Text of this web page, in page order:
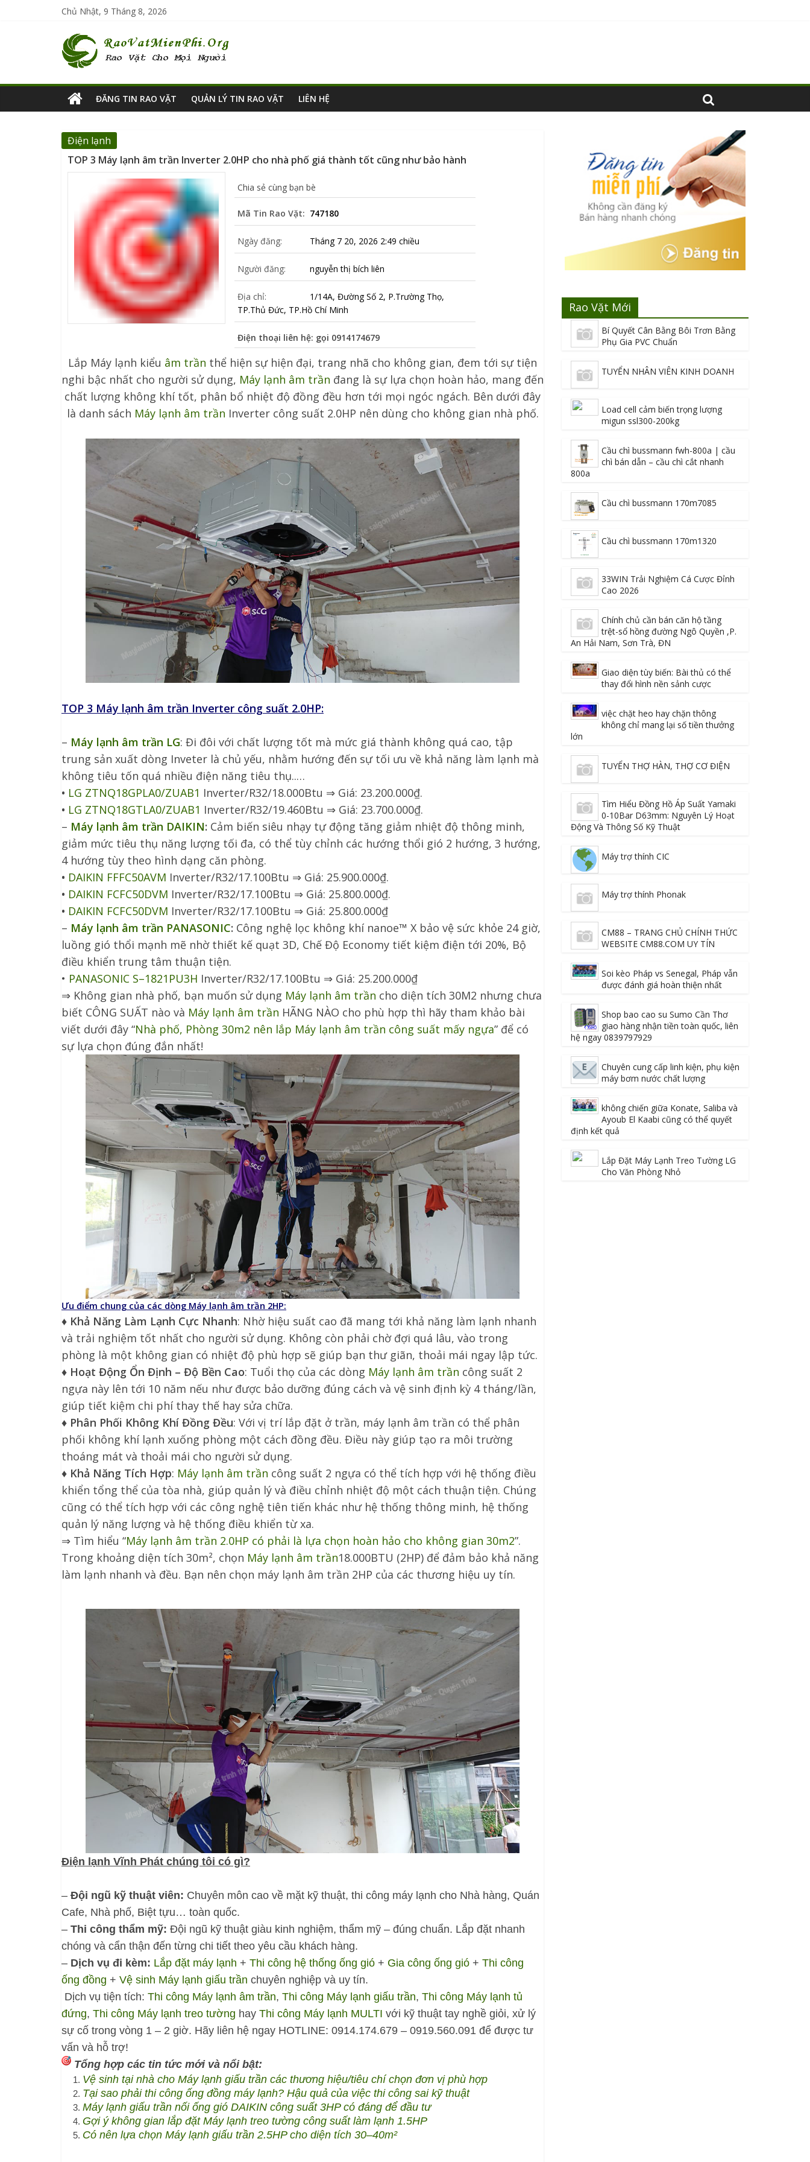
Chủ Nhật, 9 Tháng 8, 2026
ĐĂNG TIN RAO VẶT QUẢN LÝ TIN RAO VẶT LIÊN HỆ
Điện lạnh
TOP 3 Máy lạnh âm trần Inverter 2.0HP cho nhà phố giá thành tốt cũng như bảo hành
Chia sẻ cùng bạn bè
Mã Tin Rao Vặt: 747180
Ngày đăng: Tháng 7 20, 2026 2:49 chiều
Người đăng: nguyễn thị bích liên
Địa chỉ:
1/14A, Đường Số 2, P.Trường Thọ,
TP.Thủ Đức, TP.Hồ Chí Minh
Điện thoại liên hệ: gọi 0914174679
Lắp Máy lạnh kiểu âm trần thể hiện sự hiện đại, trang nhã cho không gian, đem tới sự tiện
nghi bậc nhất cho người sử dụng, Máy lạnh âm trần đang là sự lựa chọn hoàn hảo, mang đến
chất lượng không khí tốt, phân bổ nhiệt độ đồng đều hơn tới mọi ngóc ngách. Bên dưới đây
là danh sách Máy lạnh âm trần Inverter công suất 2.0HP nên dùng cho không gian nhà phố.
TOP 3 Máy lạnh âm trần Inverter công suất 2.0HP:
– Máy lạnh âm trần LG: Đi đôi với chất lượng tốt mà mức giá thành không quá cao, tập
trung sản xuất dòng Inveter là chủ yếu, nhằm hướng đến sự tối ưu về khả năng làm lạnh mà
không tiêu tốn quá nhiều điện năng tiêu thụ..…
• LG ZTNQ18GPLA0/ZUAB1 Inverter/R32/18.000Btu ⇒ Giá: 23.200.000₫.
• LG ZTNQ18GTLA0/ZUAB1 Inverter/R32/19.460Btu ⇒ Giá: 23.700.000₫.
– Máy lạnh âm trần DAIKIN: Cảm biến siêu nhạy tự động tăng giảm nhiệt độ thông minh,
giảm mức tiêu thụ năng lượng tối đa, có thể tùy chỉnh các hướng thổi gió 2 hướng, 3 hướng,
4 hướng tùy theo hình dạng căn phòng.
• DAIKIN FFFC50AVM Inverter/R32/17.100Btu ⇒ Giá: 25.900.000₫.
• DAIKIN FCFC50DVM Inverter/R32/17.100Btu ⇒ Giá: 25.800.000₫.
• DAIKIN FCFC50DVM Inverter/R32/17.100Btu ⇒ Giá: 25.800.000₫
– Máy lạnh âm trần PANASONIC: Công nghệ lọc không khí nanoe™ X bảo vệ sức khỏe 24 giờ,
luồng gió thổi mạnh mẽ nhờ thiết kế quạt 3D, Chế Độ Economy tiết kiệm điện tới 20%, Bộ
điều khiển trung tâm thuận tiện.
• PANASONIC S–1821PU3H Inverter/R32/17.100Btu ⇒ Giá: 25.200.000₫
⇒ Không gian nhà phố, bạn muốn sử dụng Máy lạnh âm trần cho diện tích 30M2 nhưng chưa
biết CÔNG SUẤT nào và Máy lạnh âm trần HÃNG NÀO cho phù hợp thì hãy tham khảo bài
viết dưới đây “Nhà phố, Phòng 30m2 nên lắp Máy lạnh âm trần công suất mấy ngựa” để có
sự lựa chọn đúng đắn nhất!
Ưu điểm chung của các dòng Máy lạnh âm trần 2HP:
♦ Khả Năng Làm Lạnh Cực Nhanh: Nhờ hiệu suất cao đã mang tới khả năng làm lạnh nhanh
và trải nghiệm tốt nhất cho người sử dụng. Không còn phải chờ đợi quá lâu, vào trong
phòng là một không gian có nhiệt độ phù hợp sẽ giúp bạn thư giãn, thoải mái ngay lập tức.
♦ Hoạt Động Ổn Định – Độ Bền Cao: Tuổi thọ của các dòng Máy lạnh âm trần công suất 2
ngựa này lên tới 10 năm nếu như được bảo dưỡng đúng cách và vệ sinh định kỳ 4 tháng/lần,
giúp tiết kiệm chi phí thay thế hay sửa chữa.
♦ Phân Phối Không Khí Đồng Đều: Với vị trí lắp đặt ở trần, máy lạnh âm trần có thể phân
phối không khí lạnh xuống phòng một cách đồng đều. Điều này giúp tạo ra môi trường
thoáng mát và thoải mái cho người sử dụng.
♦ Khả Năng Tích Hợp: Máy lạnh âm trần công suất 2 ngựa có thể tích hợp với hệ thống điều
khiển tổng thể của tòa nhà, giúp quản lý và điều chỉnh nhiệt độ một cách thuận tiện. Chúng
cũng có thể tích hợp với các công nghệ tiên tiến khác như hệ thống thông minh, hệ thống
quản lý năng lượng và hệ thống điều khiển từ xa.
⇒ Tìm hiểu “Máy lạnh âm trần 2.0HP có phải là lựa chọn hoàn hảo cho không gian 30m2”.
Trong khoảng diện tích 30m², chọn Máy lạnh âm trần18.000BTU (2HP) để đảm bảo khả năng
làm lạnh nhanh và đều. Bạn nên chọn máy lạnh âm trần 2HP của các thương hiệu uy tín.
Điện lạnh Vĩnh Phát chúng tôi có gì?
– Đội ngũ kỹ thuật viên: Chuyên môn cao về mặt kỹ thuật, thi công máy lạnh cho Nhà hàng, Quán
Cafe, Nhà phố, Biệt tựu… toàn quốc.
– Thi công thẩm mỹ: Đội ngũ kỹ thuật giàu kinh nghiệm, thẩm mỹ – đúng chuẩn. Lắp đặt nhanh
chóng và cẩn thận đến từng chi tiết theo yêu cầu khách hàng.
– Dịch vụ đi kèm: Lắp đặt máy lạnh + Thi công hệ thống ống gió + Gia công ống gió + Thi công
ống đồng + Vệ sinh Máy lạnh giấu trần chuyên nghiệp và uy tín.
Dịch vụ tiện tích: Thi công Máy lạnh âm trần, Thi công Máy lạnh giấu trần, Thi công Máy lạnh tủ
đứng, Thi công Máy lạnh treo tường hay Thi công Máy lạnh MULTI với kỹ thuật tay nghề giỏi, xử lý
sự cố trong vòng 1 – 2 giờ. Hãy liên hệ ngay HOTLINE: 0914.174.679 – 0919.560.091 để được tư
vấn và hỗ trợ!
Tổng hợp các tin tức mới và nổi bật:
Vệ sinh tại nhà cho Máy lạnh giấu trần các thương hiệu/tiêu chí chọn đơn vị phù hợp
Tại sao phải thi công ống đồng máy lạnh? Hậu quả của việc thi công sai kỹ thuật
Máy lạnh giấu trần nối ống gió DAIKIN công suất 3HP có đáng để đầu tư
Gợi ý không gian lắp đặt Máy lạnh treo tường công suất làm lạnh 1.5HP
Có nên lựa chọn Máy lạnh giấu trần 2.5HP cho diện tích 30–40m²
Rao Vặt Mới
Bí Quyết Cân Bằng Bôi Trơn Bằng
Phụ Gia PVC Chuẩn
TUYỂN NHÂN VIÊN KINH DOANH
Load cell cảm biến trọng lượng
migun ssl300-200kg
Cầu chì bussmann fwh-800a | cầu
chì bán dẫn – cầu chì cắt nhanh
800a
Cầu chì bussmann 170m7085
Cầu chì bussmann 170m1320
33WIN Trải Nghiệm Cá Cược Đỉnh
Cao 2026
Chính chủ cần bán căn hộ tầng
trệt-sổ hồng đường Ngô Quyền ,P.
An Hải Nam, Sơn Trà, ĐN
Giao diện tùy biến: Bài thủ có thể
thay đổi hình nền sảnh cược
việc chặt heo hay chặn thông
không chỉ mang lại số tiền thưởng
lớn
TUYỂN THỢ HÀN, THỢ CƠ ĐIỆN
Tìm Hiểu Đồng Hồ Áp Suất Yamaki
0-10Bar D63mm: Nguyên Lý Hoạt
Động Và Thông Số Kỹ Thuật
Máy trợ thính CIC
Máy trợ thính Phonak
CM88 – TRANG CHỦ CHÍNH THỨC
WEBSITE CM88.COM UY TÍN
Soi kèo Pháp vs Senegal, Pháp vẫn
được đánh giá hoàn thiện nhất
Shop bao cao su Sumo Cần Thơ
giao hàng nhận tiền toàn quốc, liên
hệ ngay 0839797929
Chuyên cung cấp linh kiện, phụ kiện
máy bơm nước chất lượng
không chiến giữa Konate, Saliba và
Ayoub El Kaabi cũng có thể quyết
định kết quả
Lắp Đặt Máy Lạnh Treo Tường LG
Cho Văn Phòng Nhỏ